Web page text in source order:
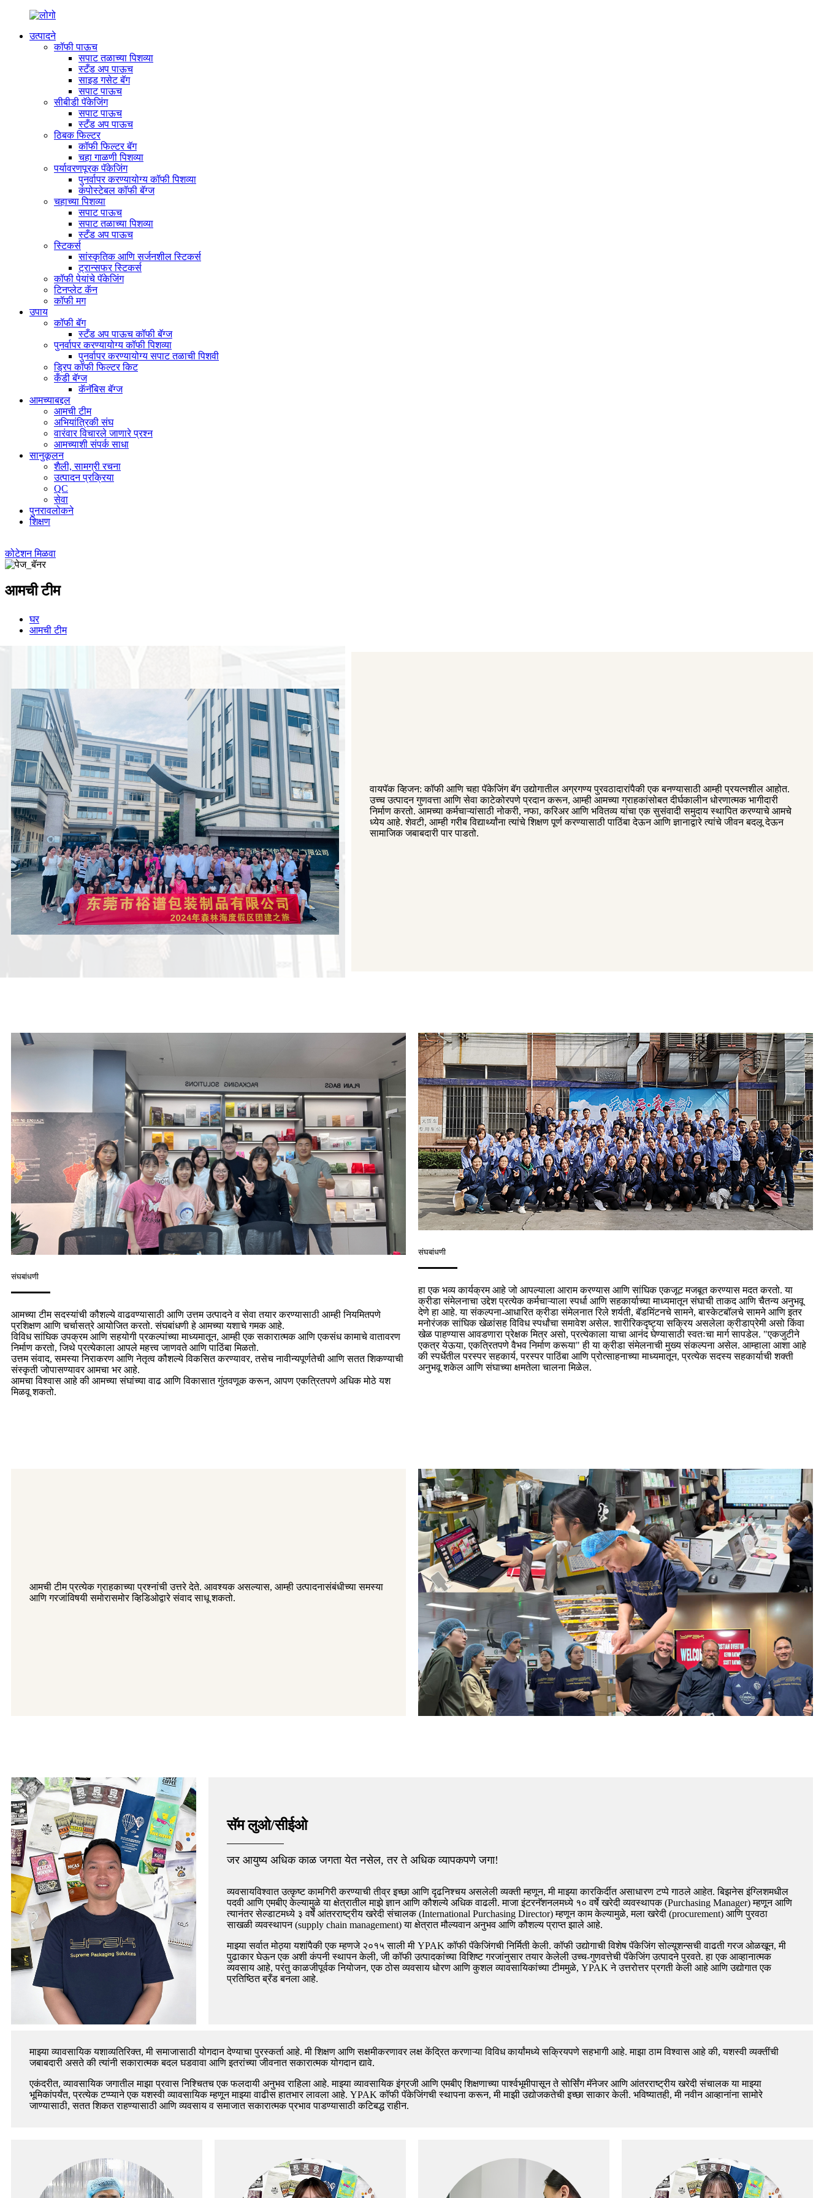
उत्पादने
कॉफी पाऊच
सपाट तळाच्या पिशव्या
स्टँड अप पाऊच
साइड गसेट बॅग
सपाट पाऊच
सीबीडी पॅकेजिंग
सपाट पाऊच
स्टँड अप पाऊच
ठिबक फिल्टर
कॉफी फिल्टर बॅग
चहा गाळणी पिशव्या
पर्यावरणपूरक पॅकेजिंग
पुनर्वापर करण्यायोग्य कॉफी पिशव्या
कंपोस्टेबल कॉफी बॅग्ज
चहाच्या पिशव्या
सपाट पाऊच
सपाट तळाच्या पिशव्या
स्टँड अप पाऊच
स्टिकर्स
सांस्कृतिक आणि सर्जनशील स्टिकर्स
ट्रान्सफर स्टिकर्स
कॉफी पेयांचे पॅकेजिंग
टिनप्लेट कॅन
कॉफी मग
उपाय
कॉफी बॅग
स्टँड अप पाऊच कॉफी बॅग्ज
पुनर्वापर करण्यायोग्य कॉफी पिशव्या
पुनर्वापर करण्यायोग्य सपाट तळाची पिशवी
ड्रिप कॉफी फिल्टर किट
कँडी बॅग्ज
कॅनॅबिस बॅग्ज
आमच्याबद्दल
आमची टीम
अभियांत्रिकी संघ
वारंवार विचारले जाणारे प्रश्न
आमच्याशी संपर्क साधा
सानुकूलन
शैली, सामग्री रचना
उत्पादन प्रक्रिया
QC
सेवा
पुनरावलोकने
शिक्षण
कोटेशन मिळवा
आमची टीम
घर
आमची टीम
वायपॅक व्हिजन: कॉफी आणि चहा पॅकेजिंग बॅग उद्योगातील अग्रगण्य पुरवठादारांपैकी एक बनण्यासाठी आम्ही प्रयत्नशील आहोत.
उच्च उत्पादन गुणवत्ता आणि सेवा काटेकोरपणे प्रदान करून, आम्ही आमच्या ग्राहकांसोबत दीर्घकालीन धोरणात्मक भागीदारी
निर्माण करतो. आमच्या कर्मचाऱ्यांसाठी नोकरी, नफा, करिअर आणि भवितव्य यांचा एक सुसंवादी समुदाय स्थापित करण्याचे आमचे
ध्येय आहे. शेवटी, आम्ही गरीब विद्यार्थ्यांना त्यांचे शिक्षण पूर्ण करण्यासाठी पाठिंबा देऊन आणि ज्ञानाद्वारे त्यांचे जीवन बदलू देऊन
सामाजिक जबाबदारी पार पाडतो.
संघबांधणी
आमच्या टीम सदस्यांची कौशल्ये वाढवण्यासाठी आणि उत्तम उत्पादने व सेवा तयार करण्यासाठी आम्ही नियमितपणे
प्रशिक्षण आणि चर्चासत्रे आयोजित करतो. संघबांधणी हे आमच्या यशाचे गमक आहे.
विविध सांघिक उपक्रम आणि सहयोगी प्रकल्पांच्या माध्यमातून, आम्ही एक सकारात्मक आणि एकसंध कामाचे वातावरण
निर्माण करतो, जिथे प्रत्येकाला आपले महत्त्व जाणवते आणि पाठिंबा मिळतो.
उत्तम संवाद, समस्या निराकरण आणि नेतृत्व कौशल्ये विकसित करण्यावर, तसेच नावीन्यपूर्णतेची आणि सतत शिकण्याची
संस्कृती जोपासण्यावर आमचा भर आहे.
आमचा विश्वास आहे की आमच्या संघांच्या वाढ आणि विकासात गुंतवणूक करून, आपण एकत्रितपणे अधिक मोठे यश
मिळवू शकतो.
संघबांधणी
हा एक भव्य कार्यक्रम आहे जो आपल्याला आराम करण्यास आणि सांघिक एकजूट मजबूत करण्यास मदत करतो. या
क्रीडा संमेलनाचा उद्देश प्रत्येक कर्मचाऱ्याला स्पर्धा आणि सहकार्याच्या माध्यमातून संघाची ताकद आणि चैतन्य अनुभवू
देणे हा आहे. या संकल्पना-आधारित क्रीडा संमेलनात रिले शर्यती, बॅडमिंटनचे सामने, बास्केटबॉलचे सामने आणि इतर
मनोरंजक सांघिक खेळांसह विविध स्पर्धांचा समावेश असेल. शारीरिकदृष्ट्या सक्रिय असलेला क्रीडाप्रेमी असो किंवा
खेळ पाहण्यास आवडणारा प्रेक्षक मित्र असो, प्रत्येकाला याचा आनंद घेण्यासाठी स्वतःचा मार्ग सापडेल. "एकजुटीने
एकत्र येऊया, एकत्रितपणे वैभव निर्माण करूया" ही या क्रीडा संमेलनाची मुख्य संकल्पना असेल. आम्हाला आशा आहे
की स्पर्धेतील परस्पर सहकार्य, परस्पर पाठिंबा आणि प्रोत्साहनाच्या माध्यमातून, प्रत्येक सदस्य सहकार्याची शक्ती
अनुभवू शकेल आणि संघाच्या क्षमतेला चालना मिळेल.
आमची टीम प्रत्येक ग्राहकाच्या प्रश्नांची उत्तरे देते. आवश्यक असल्यास, आम्ही उत्पादनासंबंधीच्या समस्या
आणि गरजांविषयी समोरासमोर व्हिडिओद्वारे संवाद साधू शकतो.
सॅम लुओ/सीईओ
जर आयुष्य अधिक काळ जगता येत नसेल, तर ते अधिक व्यापकपणे जगा!
व्यवसायविश्वात उत्कृष्ट कामगिरी करण्याची तीव्र इच्छा आणि दृढनिश्चय असलेली व्यक्ती म्हणून, मी माझ्या कारकिर्दीत असाधारण टप्पे गाठले आहेत. बिझनेस इंग्लिशमधील
पदवी आणि एमबीए केल्यामुळे या क्षेत्रातील माझे ज्ञान आणि कौशल्ये अधिक वाढली. माजा इंटरनॅशनलमध्ये १० वर्षे खरेदी व्यवस्थापक (Purchasing Manager) म्हणून आणि
त्यानंतर सेल्डाटमध्ये ३ वर्षे आंतरराष्ट्रीय खरेदी संचालक (International Purchasing Director) म्हणून काम केल्यामुळे, मला खरेदी (procurement) आणि पुरवठा
साखळी व्यवस्थापन (supply chain management) या क्षेत्रात मौल्यवान अनुभव आणि कौशल्य प्राप्त झाले आहे.
माझ्या सर्वात मोठ्या यशांपैकी एक म्हणजे २०१५ साली मी YPAK कॉफी पॅकेजिंगची निर्मिती केली. कॉफी उद्योगाची विशेष पॅकेजिंग सोल्यूशन्सची वाढती गरज ओळखून, मी
पुढाकार घेऊन एक अशी कंपनी स्थापन केली, जी कॉफी उत्पादकांच्या विशिष्ट गरजांनुसार तयार केलेली उच्च-गुणवत्तेची पॅकेजिंग उत्पादने पुरवते. हा एक आव्हानात्मक
व्यवसाय आहे, परंतु काळजीपूर्वक नियोजन, एक ठोस व्यवसाय धोरण आणि कुशल व्यावसायिकांच्या टीममुळे, YPAK ने उत्तरोत्तर प्रगती केली आहे आणि उद्योगात एक
प्रतिष्ठित ब्रँड बनला आहे.
माझ्या व्यावसायिक यशाव्यतिरिक्त, मी समाजासाठी योगदान देण्याचा पुरस्कर्ता आहे. मी शिक्षण आणि सक्षमीकरणावर लक्ष केंद्रित करणाऱ्या विविध कार्यांमध्ये सक्रियपणे सहभागी आहे. माझा ठाम विश्वास आहे की, यशस्वी व्यक्तींची
जबाबदारी असते की त्यांनी सकारात्मक बदल घडवावा आणि इतरांच्या जीवनात सकारात्मक योगदान द्यावे.
एकंदरीत, व्यावसायिक जगातील माझा प्रवास निश्चितच एक फलदायी अनुभव राहिला आहे. माझ्या व्यावसायिक इंग्रजी आणि एमबीए शिक्षणाच्या पार्श्वभूमीपासून ते सोर्सिंग मॅनेजर आणि आंतरराष्ट्रीय खरेदी संचालक या माझ्या
भूमिकांपर्यंत, प्रत्येक टप्प्याने एक यशस्वी व्यावसायिक म्हणून माझ्या वाढीस हातभार लावला आहे. YPAK कॉफी पॅकेजिंगची स्थापना करून, मी माझी उद्योजकतेची इच्छा साकार केली. भविष्यातही, मी नवीन आव्हानांना सामोरे
जाण्यासाठी, सतत शिकत राहण्यासाठी आणि व्यवसाय व समाजात सकारात्मक प्रभाव पाडण्यासाठी कटिबद्ध राहीन.